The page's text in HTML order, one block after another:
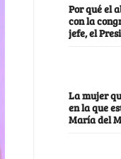
Por qué el
con la
jefe, el
La mujer
en la que
María del